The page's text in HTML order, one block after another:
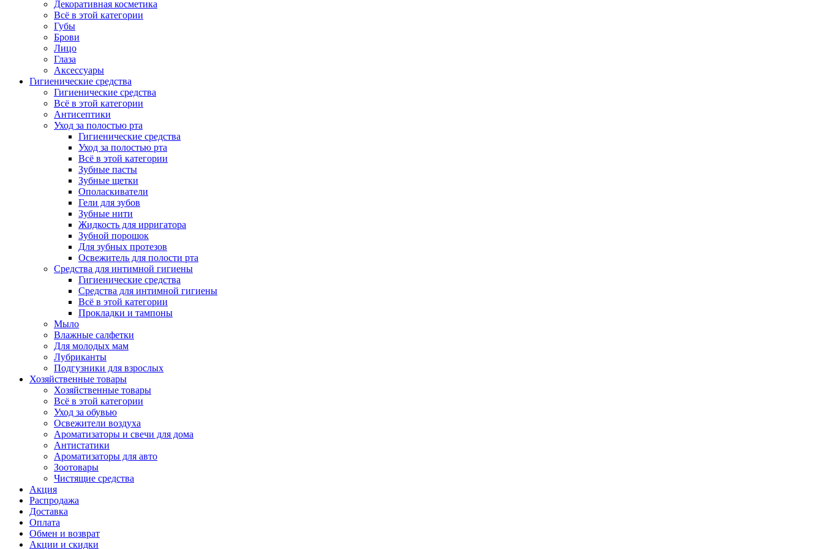
Декоративная косметика
Всё в этой категории
Губы
Брови
Лицо
Глаза
Аксессуары
Гигиенические средства
Гигиенические средства
Всё в этой категории
Антисептики
Уход за полостью рта
Гигиенические средства
Уход за полостью рта
Всё в этой категории
Зубные пасты
Зубные щетки
Ополаскиватели
Гели для зубов
Зубные нити
Жидкость для ирригатора
Зубной порошок
Для зубных протезов
Освежитель для полости рта
Средства для интимной гигиены
Гигиенические средства
Средства для интимной гигиены
Всё в этой категории
Прокладки и тампоны
Мыло
Влажные салфетки
Для молодых мам
Лубриканты
Подгузники для взрослых
Хозяйственные товары
Хозяйственные товары
Всё в этой категории
Уход за обувью
Освежители воздуха
Ароматизаторы и свечи для дома
Антистатики
Ароматизаторы для авто
Зоотовары
Чистящие средства
Акция
Распродажа
Доставка
Оплата
Обмен и возврат
Акции и скидки